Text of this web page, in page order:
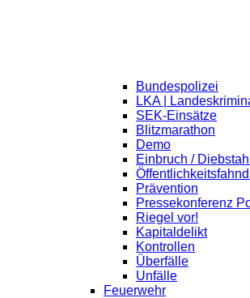
Bundespolizei
LKA |
SEK-Einsätze
Blitzmarathon
Demo
Einbruch / Diebstahl
Prävention
Pressekonferenz
Riegel vor!
Kapitaldelikt
Kontrollen
Überfälle
Unfälle
Feuerwehr